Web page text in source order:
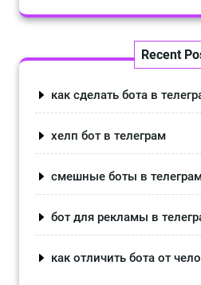
Recent
как сделать бота в
хелп бот в телеграм
смешные боты в
бот для рекламы в
как отличить бота от